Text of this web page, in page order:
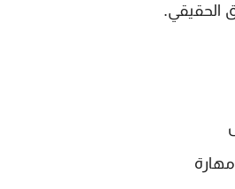
الحقيقي.
ة